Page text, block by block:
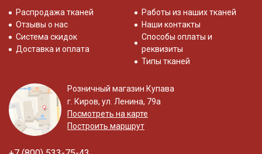
Распродажа тканей
Отзывы о нас
Система скидок
Доставка и оплата
Работы из наших тканей
Наши контакты
Способы оплаты и
реквизиты
Типы тканей
Розничный магазин Купава
г. Киров, ул. Ленина, 79а
Посмотреть на карте
Построить маршрут